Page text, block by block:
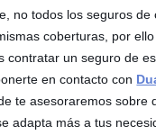
no todos los seguros de
coberturas, por
contratar un seguro de
en contacto con
te asesoraremos sobre
adapta más a tus